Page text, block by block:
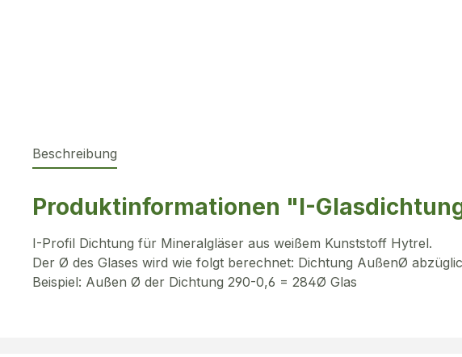
Beschreibung
Produktinformationen "I-
I-Profil Dichtung für Mineralgläser aus weißem Kunststoff Hytrel.
Der Ø des Glases wird wie folgt berechnet: Dichtung AußenØ
Beispiel: Außen Ø der Dichtung 290-0,6 = 284Ø Glas